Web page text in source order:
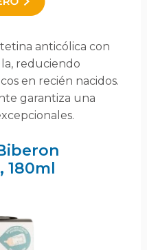
anticólica con
reduciendo
en recién nacidos.
garantiza una